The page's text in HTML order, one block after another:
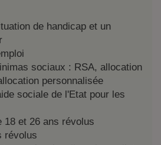
de handicap et un
sociaux : RSA, allocation
personnalisée
sociale de l'Etat pour les
18 et 26 ans révolus
révolus